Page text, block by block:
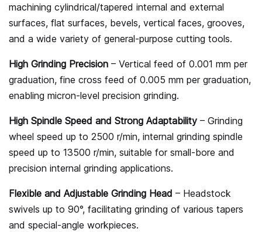
machining cylindrical/tapered internal and external
surfaces, flat surfaces, bevels, vertical faces, grooves,
and a wide variety of general-purpose cutting tools.
High Grinding Precision – Vertical feed of 0.001 mm per
graduation, fine cross feed of 0.005 mm per graduation,
enabling micron-level precision grinding.
High Spindle Speed and Strong Adaptability – Grinding
wheel speed up to 2500 r/min, internal grinding spindle
speed up to 13500 r/min, suitable for small-bore and
precision internal grinding applications.
Flexible and Adjustable Grinding Head – Headstock
swivels up to 90°, facilitating grinding of various tapers
and special-angle workpieces.